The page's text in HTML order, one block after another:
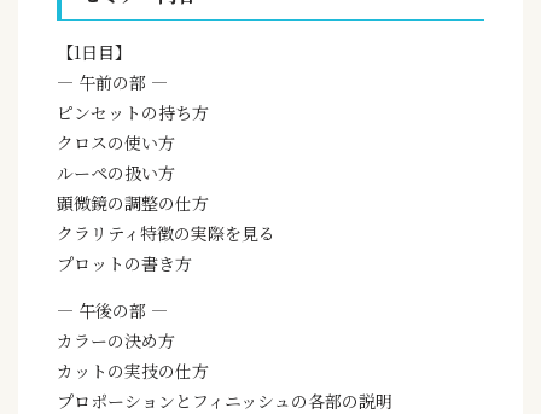
【1日目】
— 午前の部 —
ピンセットの持ち方
クロスの使い方
ルーペの扱い方
顕微鏡の調整の仕方
クラリティ特徴の実際を見る
プロットの書き方
— 午後の部 —
カラーの決め方
カットの実技の仕方
プロポーションとフィニッシュの各部の説明